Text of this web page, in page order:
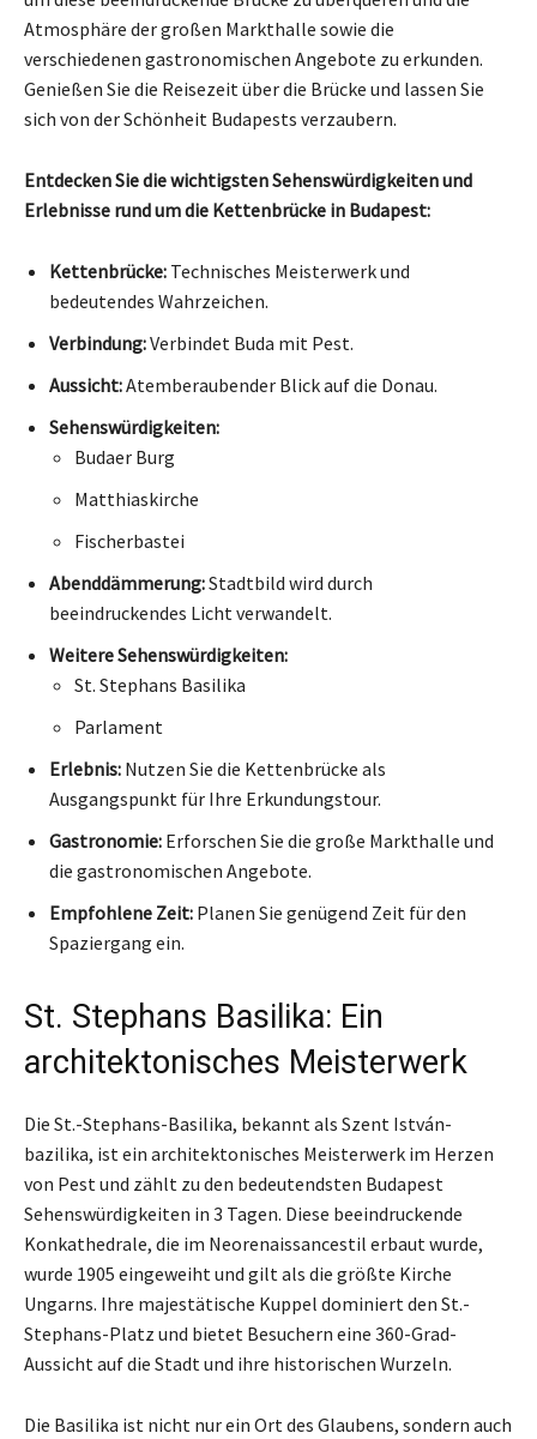
Atmosphäre der großen Markthalle sowie die
verschiedenen gastronomischen Angebote zu erkunden.
Genießen Sie die Reisezeit über die Brücke und lassen Sie
sich von der Schönheit Budapests verzaubern.
Entdecken Sie die wichtigsten Sehenswürdigkeiten und
Erlebnisse rund um die Kettenbrücke in Budapest:
Kettenbrücke: Technisches Meisterwerk und
bedeutendes Wahrzeichen.
Verbindung:Verbindet Buda mit Pest.
Aussicht:Atemberaubender Blick auf die Donau.
Sehenswürdigkeiten:
Budaer Burg
Matthiaskirche
Fischerbastei
Abenddämmerung:Stadtbild wird durch
beeindruckendes Licht verwandelt.
Weitere Sehenswürdigkeiten:
St. Stephans Basilika
Parlament
Erlebnis: Nutzen Sie die Kettenbrücke als
Ausgangspunkt für Ihre Erkundungstour.
Gastronomie: Erforschen Sie die große Markthalle und
die gastronomischen Angebote.
Empfohlene Zeit: Planen Sie genügend Zeit für den
Spaziergang ein.
St. Stephans Basilika: Ein
architektonisches Meisterwerk
Die St.-Stephans-Basilika, bekannt als Szent István-
bazilika, ist ein architektonisches Meisterwerk im Herzen
von Pest und zählt zu den bedeutendsten Budapest
Sehenswürdigkeiten in 3 Tagen. Diese beeindruckende
Konkathedrale, die im Neorenaissancestil erbaut wurde,
wurde 1905 eingeweiht und gilt als die größte Kirche
Ungarns. Ihre majestätische Kuppel dominiert den St.-
Stephans-Platz und bietet Besuchern eine 360-Grad-
Aussicht auf die Stadt und ihre historischen Wurzeln.
Die Basilika ist nicht nur ein Ort des Glaubens, sondern auch